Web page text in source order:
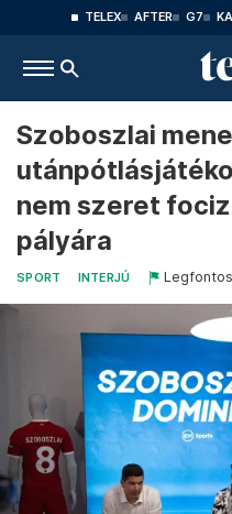
TELEX AFTER G7
Szoboszlai
nem szeret
pályára
SPORT INTERJÚ